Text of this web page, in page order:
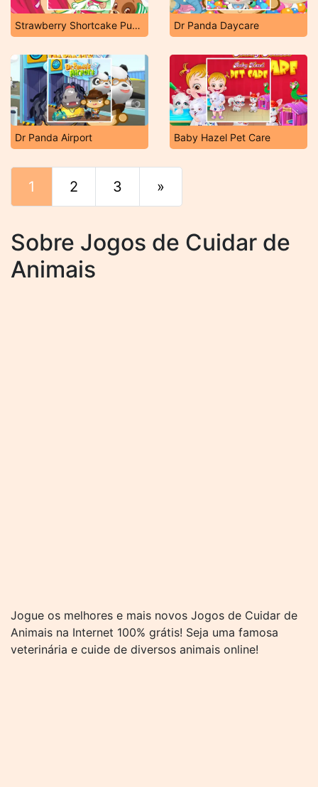
Strawberry Shortcake Puppy Care Dr Panda Daycare
Dr Panda Airport Baby Hazel Pet Care
1 2 3 »
Sobre Jogos de Cuidar de
Animais
Jogue os melhores e mais novos Jogos de Cuidar de
Animais na Internet 100% grátis! Seja uma famosa
veterinária e cuide de diversos animais online!